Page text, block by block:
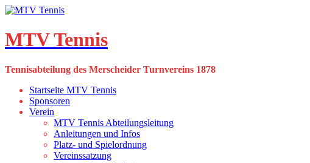
Skip
content
MTV Tennis
Tennisabteilung des Merscheider Turnvereins 1878
Startseite MTV Tennis
Sponsoren
Verein
MTV Tennis Abteilungsleitung
Anleitungen und Infos
Platz- und Spielordnung
Vereinssatzung